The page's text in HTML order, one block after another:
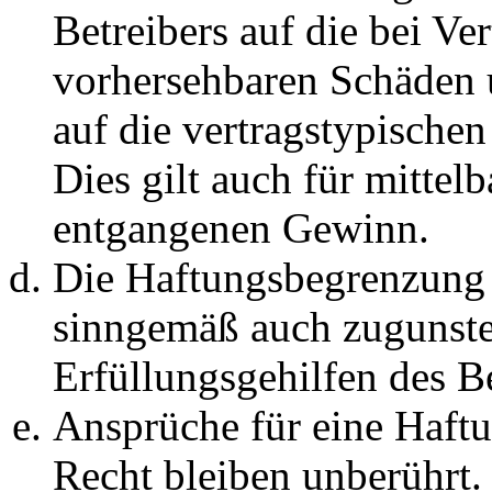
Betreibers auf die bei
vorhersehbaren
auf die
Dies gilt auch für
entgangenen Gewinn.
Die
sinngemäß auch
Erfüllungsgehilfen des
Ansprüche für eine
Recht bleiben unberührt.